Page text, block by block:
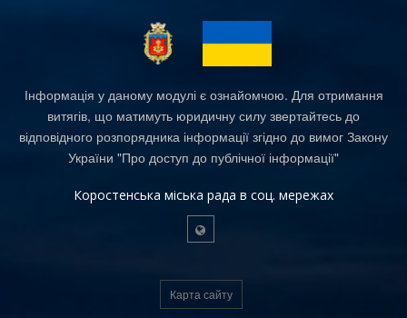
Інформація у даному модулі є ознайомчою. Для отримання
витягів, що матимуть юридичну силу звертайтесь до
відповідного розпорядника інформації згідно до вимог Закону
України "Про доступ до публічної інформації"
Коростенська міська рада в соц. мережах
Карта сайту